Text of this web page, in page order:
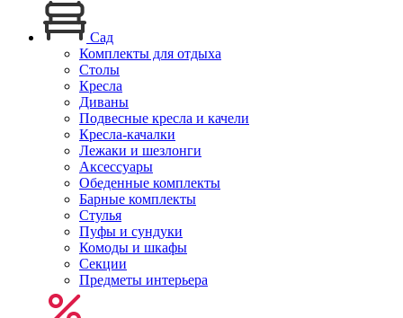
Сад
Комплекты для отдыха
Столы
Кресла
Диваны
Подвесные кресла и качели
Кресла-качалки
Лежаки и шезлонги
Аксессуары
Обеденные комплекты
Барные комплекты
Стулья
Пуфы и сундуки
Комоды и шкафы
Секции
Предметы интерьера